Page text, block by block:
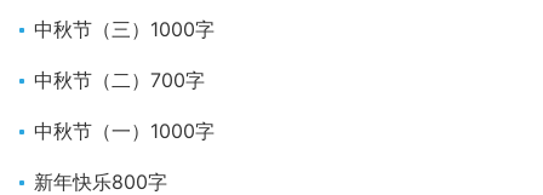
中秋节（三）1000字
中秋节（二）700字
中秋节（一）1000字
新年快乐800字